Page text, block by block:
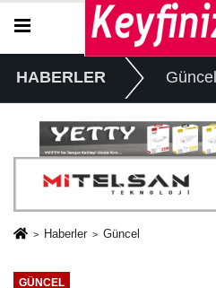
HABERLER Güncel
Haberler Güncel
GÜNCEL